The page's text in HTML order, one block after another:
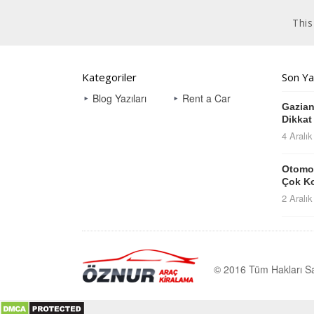
Kategoriler
Blog Yazıları
Rent a Car
Son
Dikkat
4
Çok
2
© 2016 Tüm Hakları